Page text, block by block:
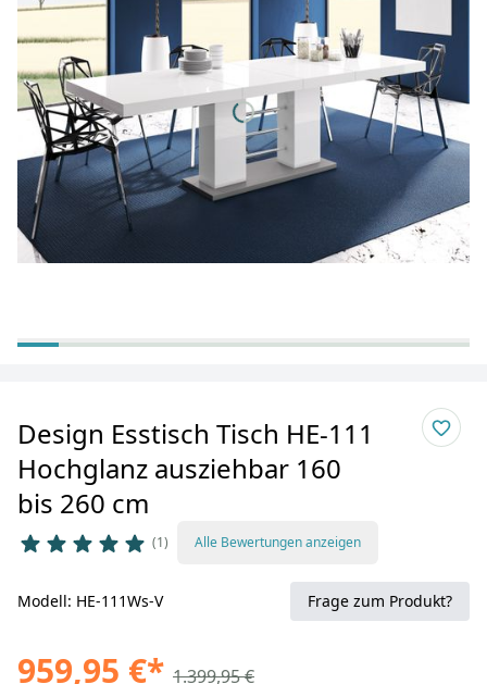
Design Esstisch Tisch HE-111
Hochglanz ausziehbar 160
bis 260 cm
1 Alle Bewertungen anzeigen
Modell: HE-111Ws-V Frage zum Produkt?
959,95 €* 1.399,95 €